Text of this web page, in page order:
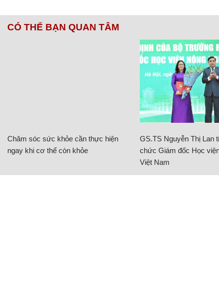
CÓ THỂ BẠN QUAN TÂM
Chăm sóc sức khỏe cần thực hiện
ngay khi cơ thể còn khỏe
GS.TS Nguyễn Thị Lan
chức Giám đốc Học
Việt Nam